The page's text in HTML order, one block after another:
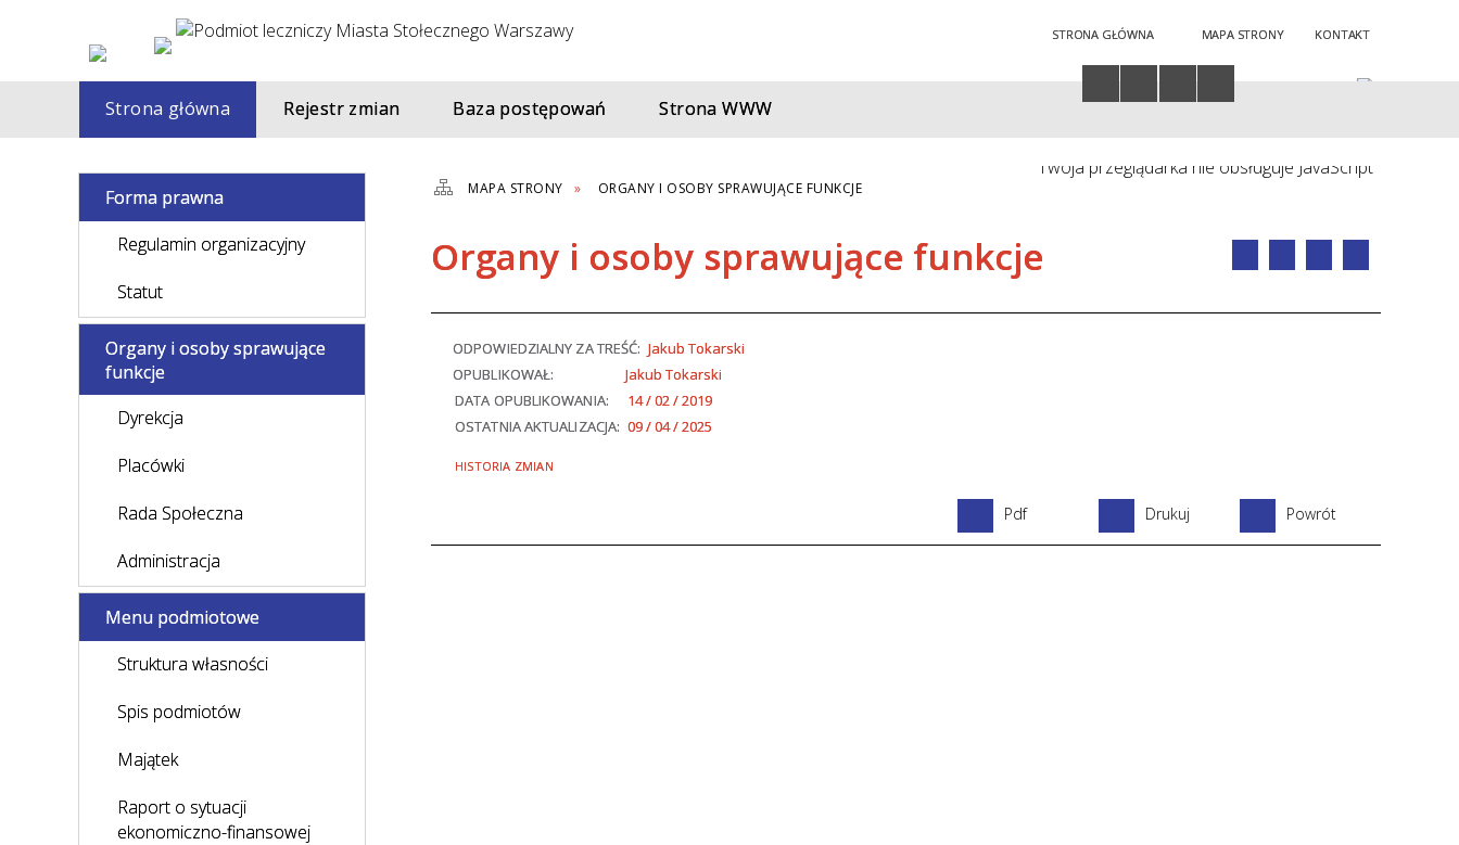
STRONA GŁÓWNA MAPA STRONY KONTAKT
Twoja przeglądarka nie obsługuje JavaScript
Strona główna Rejestr zmian Baza postępowań Strona WWW
Forma prawna
Regulamin organizacyjny
Statut
Organy i osoby sprawujące
funkcje
Dyrekcja
Placówki
Rada Społeczna
Administracja
Menu podmiotowe
Struktura własności
Spis podmiotów
Majątek
Raport o sytuacji
ekonomiczno-finansowej
MAPA STRONY ORGANY I OSOBY SPRAWUJĄCE FUNKCJE
Organy i osoby sprawujące funkcje
ODPOWIEDZIALNY ZA TREŚĆ: Jakub Tokarski
OPUBLIKOWAŁ:
Jakub Tokarski
DATA OPUBLIKOWANIA:
14 / 02 / 2019
OSTATNIA AKTUALIZACJA: 09 / 04 / 2025
HISTORIA ZMIAN
Pdf Drukuj Powrót